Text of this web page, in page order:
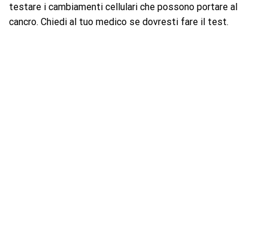
testare i cambiamenti cellulari che possono portare al
cancro. Chiedi al tuo medico se dovresti fare il test.